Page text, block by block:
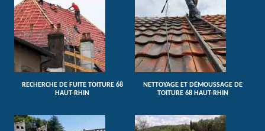
RECHERCHE DE FUITE TOITURE 68
HAUT-RHIN
NETTOYAGE ET DÉMOUSSAGE DE
TOITURE 68 HAUT-RHIN